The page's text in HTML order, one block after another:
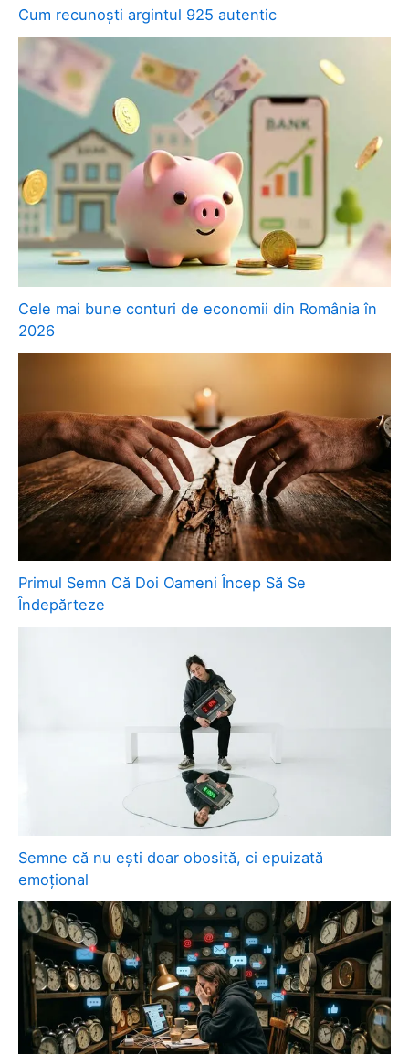
Cum recunoști argintul 925 autentic
Cele mai bune conturi de economii din România în
2026
Primul Semn Că Doi Oameni Încep Să Se
Îndepărteze
Semne că nu ești doar obosită, ci epuizată
emoțional